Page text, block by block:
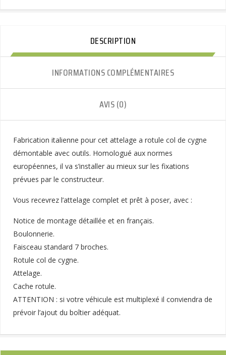
DESCRIPTION
INFORMATIONS COMPLÉMENTAIRES
AVIS (0)
Fabrication italienne pour cet attelage a rotule col de cygne
démontable avec outils. Homologué aux normes
européennes, il va s’installer au mieux sur les fixations
prévues par le constructeur.
Vous recevrez l’attelage complet et prêt à poser, avec :
Notice de montage détaillée et en français.
Boulonnerie.
Faisceau standard 7 broches.
Rotule col de cygne.
Attelage.
Cache rotule.
ATTENTION : si votre véhicule est multiplexé il conviendra de
prévoir l’ajout du boîtier adéquat.